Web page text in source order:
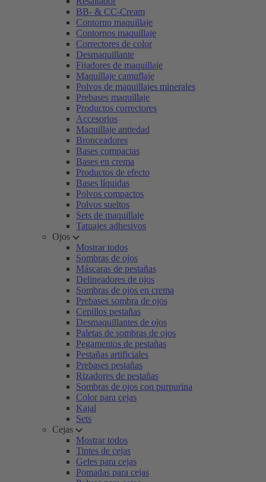
BB- & CC-Cream
Contorno maquillaje
Contornos maquillaje
Correctores de color
Desmaquillante
Fijadores de maquillaje
Maquillaje camuflaje
Polvos de maquillajes minerales
Prebases maquillaje
Productos correctores
Accesorios
Maquillaje antiedad
Bronceadores
Bases compactas
Bases en crema
Productos de efecto
Bases líquidas
Polvos compactos
Polvos sueltos
Sets de maquillaje
Tatuajes adhesivos
Ojos
Mostrar todos
Sombras de ojos
Máscaras de pestañas
Delineadores de ojos
Sombras de ojos en crema
Prebases sombra de ojos
Cepillos pestañas
Desmaquillantes de ojos
Paletas de sombras de ojos
Pegamentos de pestañas
Pestañas artificiales
Prebases pestañas
Rizadores de pestañas
Sombras de ojos con purpurina
Color para cejas
Kajal
Sets
Cejas
Mostrar todos
Tintes de cejas
Geles para cejas
Pomadas para cejas